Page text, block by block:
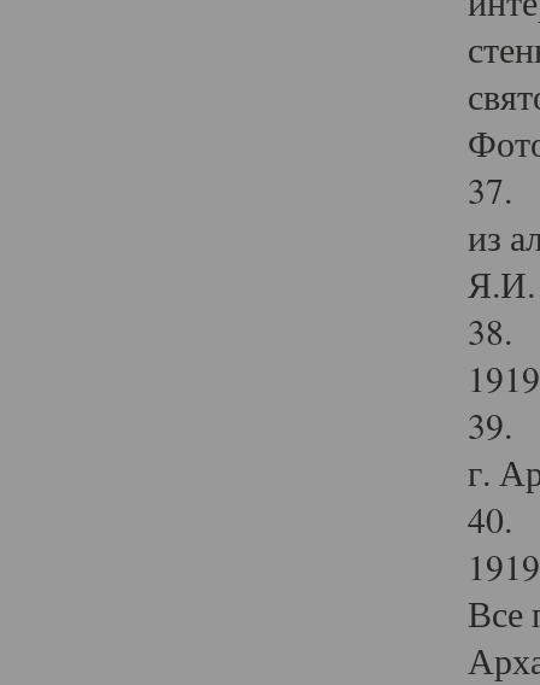
37.
из
Я.И.
38.
39.
г.
40.
Все